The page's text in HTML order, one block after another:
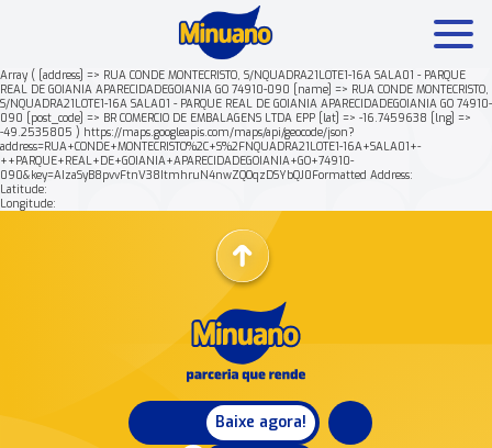
Array ( [address] => RUA CONDE MONTECRISTO, S/NQUADRA21LOTE1-16A SALA01 - PARQUE
REAL DE GOIANIA APARECIDADEGOIANIA GO 74910-090 [name] => RUA CONDE MONTECRISTO,
S/NQUADRA21LOTE1-16A SALA01 - PARQUE REAL DE GOIANIA APARECIDADEGOIANIA GO 74910-
090 [post_code] => BR COMERCIO DE EMBALAGENS LTDA EPP [lat] => -16.7459638 [lng] =>
-49.2535805 ) https://maps.googleapis.com/maps/api/geocode/json?
address=RUA+CONDE+MONTECRISTO%2C+S%2FNQUADRA21LOTE1-16A+SALA01+-
++PARQUE+REAL+DE+GOIANIA+APARECIDADEGOIANIA+GO+74910-
090&key=AIzaSyB8pvvFtnV38ItmhruN4nwZQOqzDSYbQJ0Formatted Address:
Latitude:
Longitude:
Baixe agora!
Mais buscados: Produtos Minuano Rende +
Nossa história